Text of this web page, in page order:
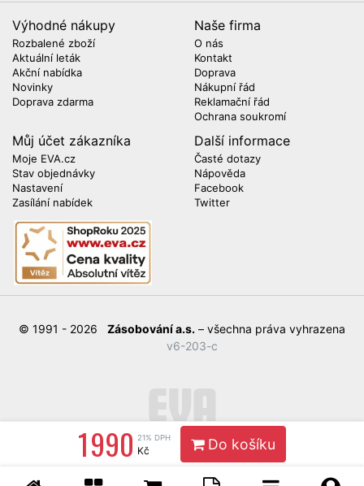
1 990 21% DPH
Kč Do košíku
Výhodné nákupy
Rozbalené zboží
Aktuální leták
Akční nabídka
Novinky
Doprava zdarma
Naše firma
O nás
Kontakt
Doprava
Nákupní řád
Reklamační řád
Ochrana soukromí
Můj účet zákazníka
Moje EVA.cz
Stav objednávky
Nastavení
Zasílání nabídek
Další informace
Časté dotazy
Nápověda
Facebook
Twitter
© 1991 - 2026 Zásobování a.s. – všechna práva vyhrazena
v6-203-c